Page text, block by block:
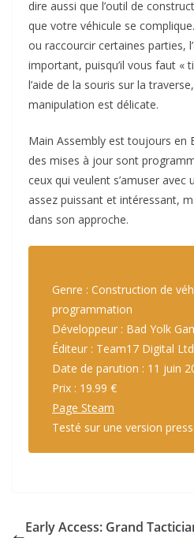
dire aussi que l’outil de
que votre véhicule se
ou raccourcir certaines parties,
important, puisqu’il vous faut «
l’aide de la souris sur la
manipulation est délicate.
Main Assembly est toujours en
des mises à jour sont
ceux qui veulent s’amuser
assez puissant et intéressant,
dans son approche.
Genre : Construction de
programmation
Développeur : Bad Yolk
Éditeur : Team17 Digital Ltd
Date de parution : 11 juin
Prix : 19.99 €
Page Steam
Testé sur une version
Early Access: Grand